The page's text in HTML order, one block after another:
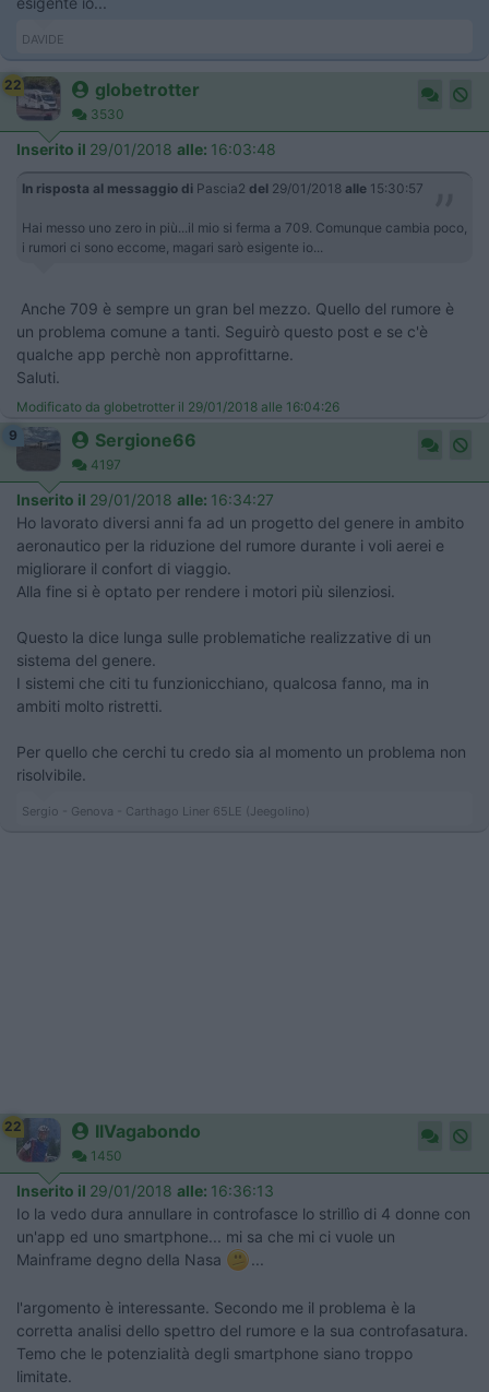
DAVIDE
22 globetrotter
3530
Inserito il 29/01/2018 alle: 16:03:48
In risposta al messaggio di Pascia2 del 29/01/2018 alle 15:30:57
Hai messo uno zero in più...il mio si ferma a 709. Comunque cambia poco,
i rumori ci sono eccome, magari sarò esigente io...
Anche 709 è sempre un gran bel mezzo. Quello del rumore è
un problema comune a tanti. Seguirò questo post e se c'è
qualche app perchè non approfittarne.
Saluti.
Modificato da globetrotter il 29/01/2018 alle 16:04:26
9
Sergione66
4197
Inserito il 29/01/2018 alle: 16:34:27
Ho lavorato diversi anni fa ad un progetto del genere in ambito
aeronautico per la riduzione del rumore durante i voli aerei e
migliorare il confort di viaggio.
Alla fine si è optato per rendere i motori più silenziosi.
Questo la dice lunga sulle problematiche realizzative di un
sistema del genere.
I sistemi che citi tu funzionicchiano, qualcosa fanno, ma in
ambiti molto ristretti.
Per quello che cerchi tu credo sia al momento un problema non
risolvibile.
Sergio - Genova - Carthago Liner 65LE (Jeegolino)
22 IlVagabondo
1450
Inserito il 29/01/2018 alle: 16:36:13
Io la vedo dura annullare in controfasce lo strillìo di 4 donne con
un'app ed uno smartphone... mi sa che mi ci vuole un
Mainframe degno della Nasa
...
l'argomento è interessante. Secondo me il problema è la
corretta analisi dello spettro del rumore e la sua controfasatura.
Temo che le potenzialità degli smartphone siano troppo
limitate.